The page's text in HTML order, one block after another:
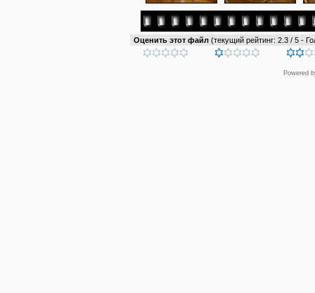
Оценить этот файл (текущий рейтинг: 2.3 / 5 -
Powered